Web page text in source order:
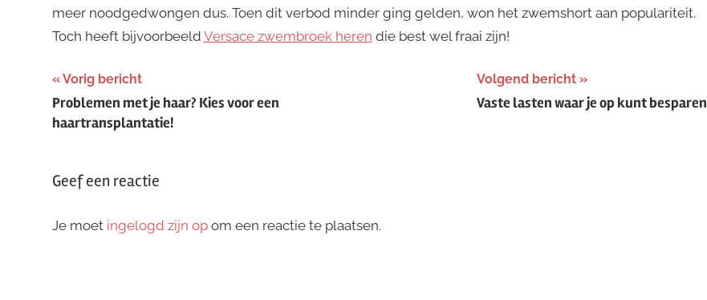
meer noodgedwongen dus. Toen dit verbod minder ging gelden, won het zwemshort aan populariteit.
Toch heeft bijvoorbeeld Versace zwembroek heren die best wel fraai zijn!
Bericht
navigatie
Vorig bericht
Problemen met je haar? Kies voor een
haartransplantatie!
Volgend bericht
Vaste lasten waar je op kunt besparen
Geef een reactie
Je moet ingelogd zijn opom een reactie te plaatsen.